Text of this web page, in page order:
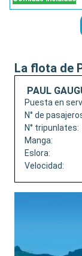
La flota de
PAUL
Puesta en
N° de
N° tripunlates:
Manga:
Eslora:
Velocidad: